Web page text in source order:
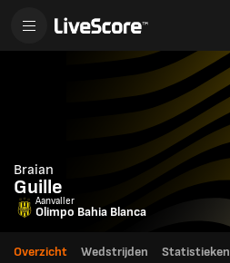
Braian
Guille
Aanvaller
Olimpo Bahia Blanca
Overzicht Wedstrijden Statistieken